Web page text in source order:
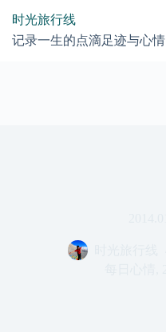
时光旅行线
记录一生的点滴足迹与心情